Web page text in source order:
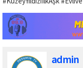
admin